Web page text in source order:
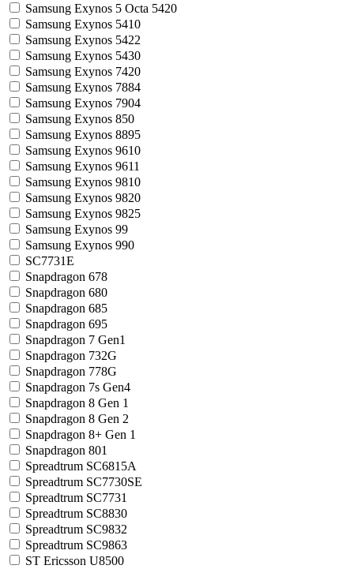
Samsung Exynos 5 Octa 5420
Samsung Exynos 5410
Samsung Exynos 5422
Samsung Exynos 5430
Samsung Exynos 7420
Samsung Exynos 7884
Samsung Exynos 7904
Samsung Exynos 850
Samsung Exynos 8895
Samsung Exynos 9610
Samsung Exynos 9611
Samsung Exynos 9810
Samsung Exynos 9820
Samsung Exynos 9825
Samsung Exynos 99
Samsung Exynos 990
SC7731E
Snapdragon 678
Snapdragon 680
Snapdragon 685
Snapdragon 695
Snapdragon 7 Gen1
Snapdragon 732G
Snapdragon 778G
Snapdragon 7s Gen4
Snapdragon 8 Gen 1
Snapdragon 8 Gen 2
Snapdragon 8+ Gen 1
Snapdragon 801
Spreadtrum SC6815A
Spreadtrum SC7730SE
Spreadtrum SC7731
Spreadtrum SC8830
Spreadtrum SC9832
Spreadtrum SC9863
ST Ericsson U8500